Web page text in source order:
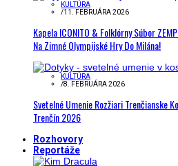
KULTÚRA
/11. FEBRUÁRA 2026
Kapela ICONITO & Folklórny Súbor
Na Zimné Olympijské Hry Do Milána!
KULTÚRA
/8. FEBRUÁRA 2026
Svetelné Umenie Rozžiari Trenčianske
Trenčín 2026
Rozhovory
Reportáže